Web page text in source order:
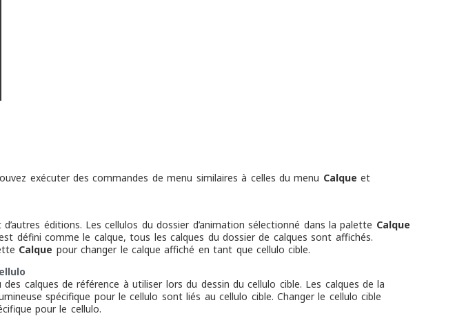
exécuter des commandes de menu similaires à celles du menu Calque et
éditions. Les cellulos du dossier d’animation sélectionné dans la palette Calque
défini comme le calque, tous les calques du dossier de calques sont affichés.
Calque pour changer le calque affiché en tant que cellulo cible.
calques de référence à utiliser lors du dessin du cellulo cible. Les calques de la
spécifique pour le cellulo sont liés au cellulo cible. Changer le cellulo cible
pour le cellulo.